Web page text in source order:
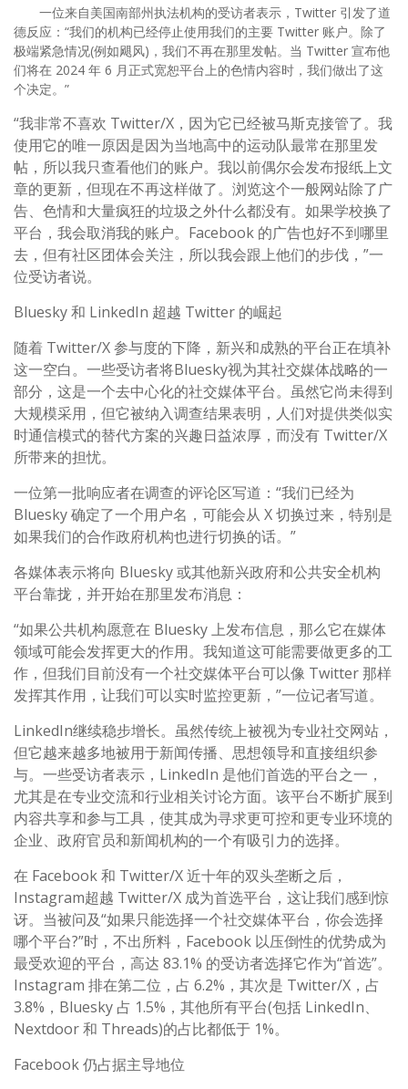
一位来自美国南部州执法机构的受访者表示，Twitter 引发了道
德反应：“我们的机构已经停止使用我们的主要 Twitter 账户。除了
极端紧急情况(例如飓风)，我们不再在那里发帖。当 Twitter 宣布他
们将在 2024 年 6 月正式宽恕平台上的色情内容时，我们做出了这
个决定。”
“我非常不喜欢 Twitter/X，因为它已经被马斯克接管了。我
使用它的唯一原因是因为当地高中的运动队最常在那里发
帖，所以我只查看他们的账户。我以前偶尔会发布报纸上文
章的更新，但现在不再这样做了。浏览这个一般网站除了广
告、色情和大量疯狂的垃圾之外什么都没有。如果学校换了
平台，我会取消我的账户。Facebook 的广告也好不到哪里
去，但有社区团体会关注，所以我会跟上他们的步伐，”一
位受访者说。
Bluesky 和 ​​LinkedIn 超越 Twitter 的崛起
随着 Twitter/X 参与度的下降，新兴和成熟的平台正在填补
这一空白。一些受访者将Bluesky视为其社交媒体战略的一
部分，这是一个去中心化的社交媒体平台。虽然它尚未得到
大规模采用，但它被纳入调查结果表明，人们对提供类似实
时通信模式的替代方案的兴趣日益浓厚，而没有 Twitter/X
所带来的担忧。
一位第一批响应者在调查的评论区写道：“我们已经为
Bluesky 确定了一个用户名，可能会从 X 切换过来，特别是
如果我们的合作政府机构也进行切换的话。”
各媒体表示将向 Bluesky 或其他新兴政府和公共安全机构
平台靠拢，并开始在那里发布消息：
“如果公共机构愿意在 Bluesky 上发布信息，那么它在媒体
领域可能会发挥更大的作用。我知道这可能需要做更多的工
作，但我们目前没有一个社交媒体平台可以像 Twitter 那样
发挥其作用，让我们可以实时监控更新，”一位记者写道。
LinkedIn继续稳步增长。虽然传统上被视为专业社交网站，
但它越来越多地被用于新闻传播、思想领导和直接组织参
与。一些受访者表示，LinkedIn 是他们首选的平台之一，
尤其是在专业交流和行业相关讨论方面。该平台不断扩展到
内容共享和参与工具，使其成为寻求更可控和更专业环境的
企业、政府官员和新闻机构的一个有吸引力的选择。
在 Facebook 和 Twitter/X 近十年的双头垄断之后，
Instagram超越 Twitter/X 成为首选平台，这让我们感到惊
讶。当被问及“如果只能选择一个社交媒体平台，你会选择
哪个平台?”时，不出所料，Facebook 以压倒性的优势成为
最受欢迎的平台，高达 83.1% 的受访者选择它作为“首选”。
Instagram 排在第二位，占 6.2%，其次是 Twitter/X，占
3.8%，Bluesky 占 1.5%，其他所有平台(包括 LinkedIn、
Nextdoor 和 Threads)的占比都低于 1%。
Facebook 仍占据主导地位